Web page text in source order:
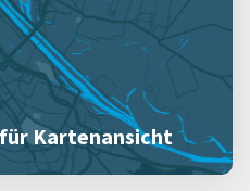
Kartenansicht